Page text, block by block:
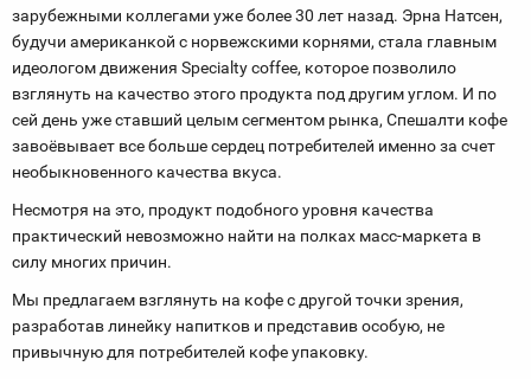
зарубежными коллегами уже более 30 лет назад. Эрна Натсен,
будучи американкой с норвежскими корнями, стала главным
идеологом движения Specialty coffee, которое позволило
взглянуть на качество этого продукта под другим углом. И по
сей день уже ставший целым сегментом рынка, Спешалти кофе
завоёвывает все больше сердец потребителей именно за счет
необыкновенного качества вкуса.
Несмотря на это, продукт подобного уровня качества
практический невозможно найти на полках масс-маркета в
силу многих причин.
Мы предлагаем взглянуть на кофе с другой точки зрения,
разработав линейку напитков и представив особую, не
привычную для потребителей кофе упаковку.